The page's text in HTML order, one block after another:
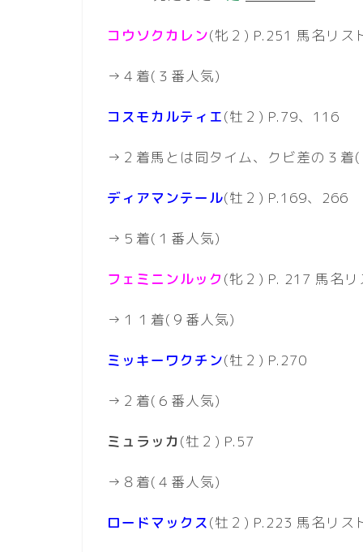
コウソクカレン(牝２) P.251 馬名リス
→４着(３番人気)
コスモカルティエ(牡２) P.79、116
→２着馬とは同タイム、クビ差の３着
ディアマンテール(牡２) P.169、266
→５着(１番人気)
フェミニンルック (牝２) P. 217 馬名リ
→１１着(９番人気)
ミッキーワクチン(牡２) P.270
→２着(６番人気)
ミュラッカ (牡２) P.57
→８着(４番人気)
ロードマックス(牡２) P.223 馬名リス